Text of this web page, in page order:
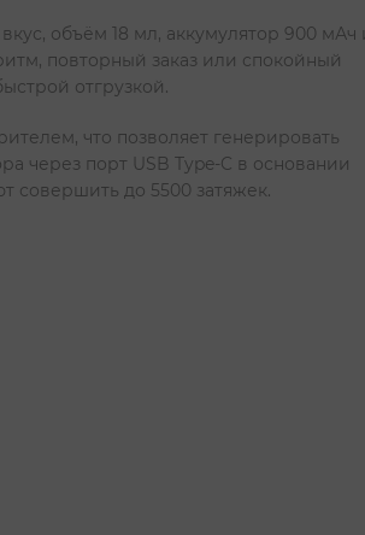
объём 18 мл, аккумулятор 900 мАч
повторный заказ или спокойный
отгрузкой.
что позволяет генерировать
через порт USB Type-C в основании
совершить до 5500 затяжек.